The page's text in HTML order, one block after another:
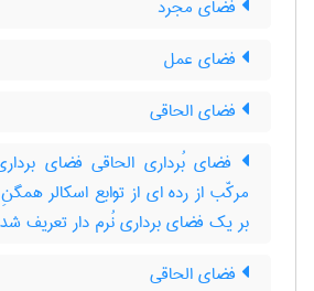
فضای مجرد
فضای عمل
فضای الحاقی
فضای بُرداری الحاقی فضای
مرکّب از رده ای از توابع اسکالر
بر یک فضای برداری نُرم دار تعریف
فضای الحاقی